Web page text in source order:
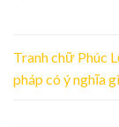
Tranh chữ Phúc
pháp có ý nghĩa